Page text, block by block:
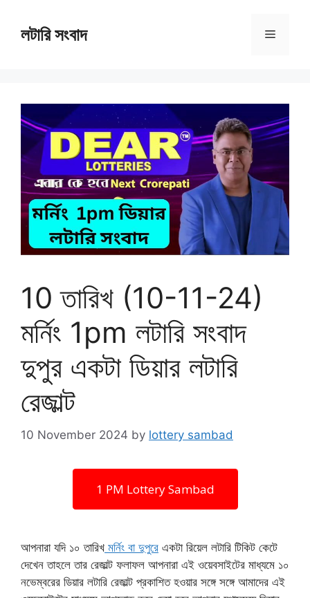
contentলটারি সংবাদ Menu
10 তারিখ (10-11-24)
মর্নিং 1pm লটারি সংবাদ
দুপুর একটা ডিয়ার লটারি
রেজাল্ট
10 November 2024 by lottery sambad
1 PM Lottery Sambad
আপনারা যদি ১০ তারিখ মর্নিং বা দুপুরে একটা রিয়েল লটারি টিকিট কেটে
দেখেন তাহলে তার রেজাল্ট ফলাফল আপনারা এই ওয়েবসাইটের মাধ্যমে ১০
নভেম্বরের ডিয়ার লটারি রেজাল্ট প্রকাশিত হওয়ার সঙ্গে সঙ্গে আমাদের এই